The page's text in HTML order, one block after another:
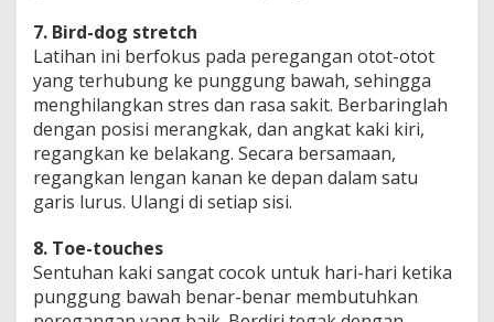
7. Bird-dog stretch
Latihan ini berfokus pada peregangan otot-otot
yang terhubung ke punggung bawah, sehingga
menghilangkan stres dan rasa sakit. Berbaringlah
dengan posisi merangkak, dan angkat kaki kiri,
regangkan ke belakang. Secara bersamaan,
regangkan lengan kanan ke depan dalam satu
garis lurus. Ulangi di setiap sisi.
8. Toe-touches
Sentuhan kaki sangat cocok untuk hari-hari ketika
punggung bawah benar-benar membutuhkan